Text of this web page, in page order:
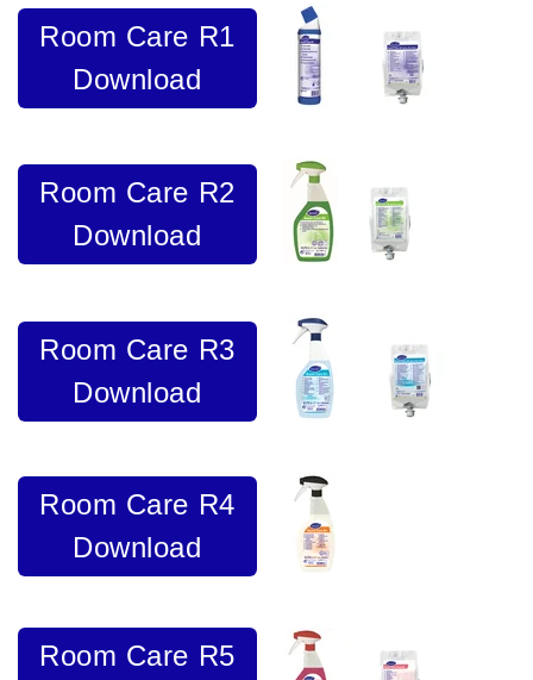
Room Care R1
Download
Room Care R2
Download
Room Care R3
Download
Room Care R4
Download
Room Care R5